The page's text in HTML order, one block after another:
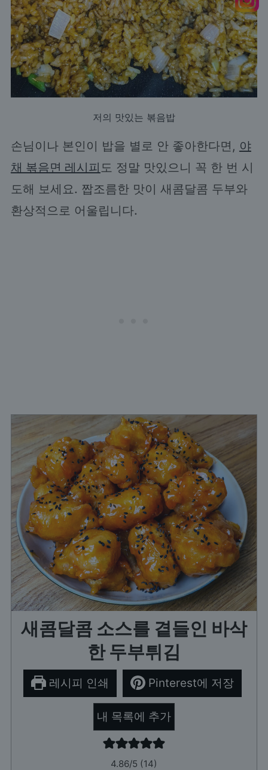
저의 맛있는 볶음밥
손님이나 본인이 밥을 별로 안 좋아한다면, 야
채 볶음면 레시피도 정말 맛있으니 꼭 한 번 시
도해 보세요. 짭조름한 맛이 새콤달콤 두부와
환상적으로 어울립니다.
새콤달콤 소스를 곁들인 바삭
한 두부튀김
레시피 인쇄 Pinterest에 저장
내 목록에 추가
4.86/5 (14)